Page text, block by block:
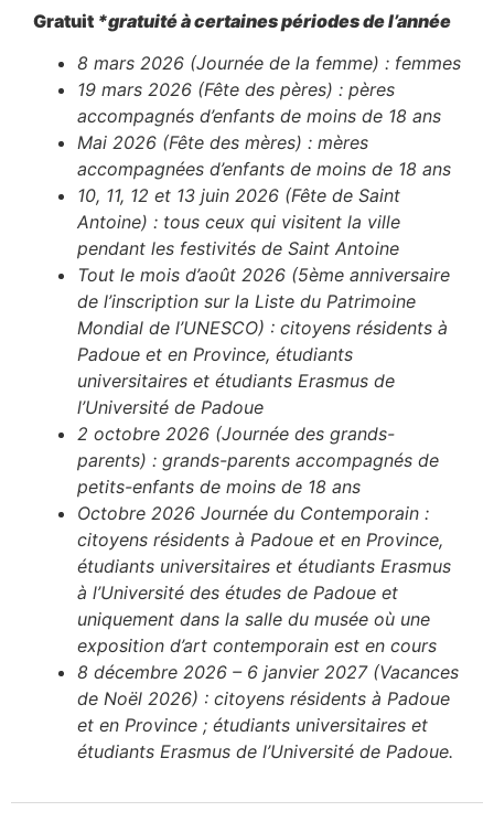
Gratuit *gratuité à certaines périodes de l’année
8 mars 2026 (Journée de la femme) : femmes
19 mars 2026 (Fête des pères) : pères
accompagnés d’enfants de moins de 18 ans
Mai 2026 (Fête des mères) : mères
accompagnées d’enfants de moins de 18 ans
10, 11, 12 et 13 juin 2026 (Fête de Saint
Antoine) : tous ceux qui visitent la ville
pendant les festivités de Saint Antoine
Tout le mois d’août 2026 (5ème anniversaire
de l’inscription sur la Liste du Patrimoine
Mondial de l’UNESCO) : citoyens résidents à
Padoue et en Province, étudiants
universitaires et étudiants Erasmus de
l’Université de Padoue
2 octobre 2026 (Journée des grands-
parents) : grands-parents accompagnés de
petits-enfants de moins de 18 ans
Octobre 2026 Journée du Contemporain :
citoyens résidents à Padoue et en Province,
étudiants universitaires et étudiants Erasmus
à l’Université des études de Padoue et
uniquement dans la salle du musée où une
exposition d’art contemporain est en cours
8 décembre 2026 – 6 janvier 2027 (Vacances
de Noël 2026) : citoyens résidents à Padoue
et en Province ; étudiants universitaires et
étudiants Erasmus de l’Université de Padoue.